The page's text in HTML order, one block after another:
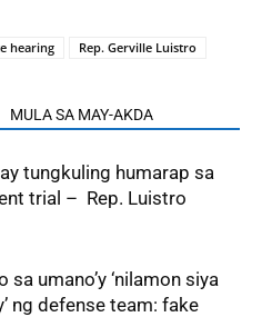
hearing Rep. Gerville Luistro
MULA SA MAY-AKDA
tungkuling humarap sa
trial – Rep. Luistro
sa umano’y ‘nilamon siya
ng defense team: fake